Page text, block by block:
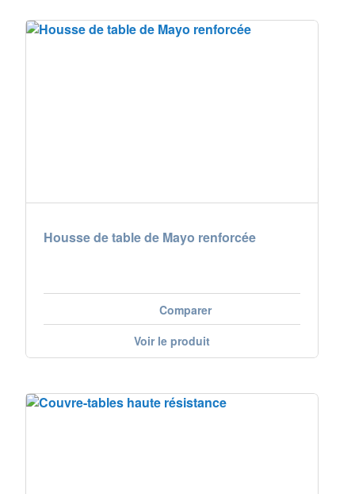
Housse de table de Mayo renforcée
Comparer
Voir le produit